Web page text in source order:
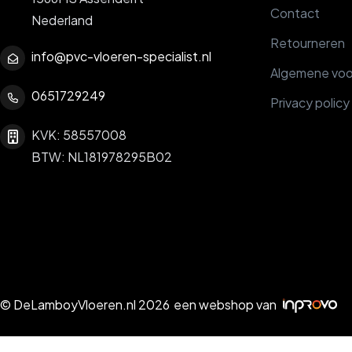
Nederland
info@pvc-vloeren-specialist.nl
0651729249
KVK: 58557008
BTW: NL181978295B02
Contact
Retourneren
Algemene
Privacy policy
© DeLamboyVloeren.nl 2026 een webshop van